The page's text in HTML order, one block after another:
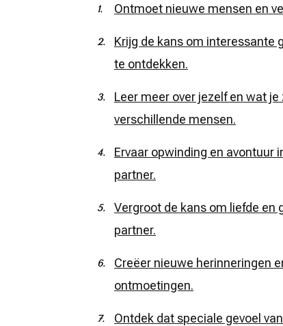
Ontmoet nieuwe mensen en
Krijg de kans om interessante
te ontdekken.
Leer meer over jezelf en wat
verschillende mensen.
Ervaar opwinding en avontuur
partner.
Vergroot de kans om liefde en
partner.
Creëer nieuwe herinneringen
ontmoetingen.
Ontdek dat speciale gevoel